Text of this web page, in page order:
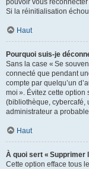
pouvoir vous
Si la réinitialisation
Haut
Pourquoi suis-je
Sans la case « Se
connecté que pendant
compte par quelqu’un
moi ». Évitez cette
(bibliothèque, cybercafé,
administrateur a
Haut
À quoi sert « Supprimer
Cette option efface tous